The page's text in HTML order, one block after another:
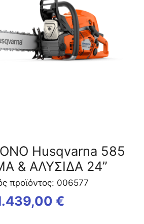
Husqvarna 585
& ΑΛΥΣΙΔΑ 24”
προϊόντος: 006577
€